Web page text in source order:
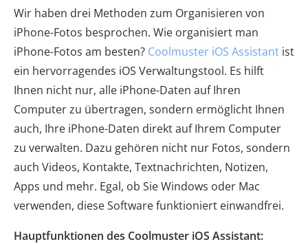
Wir haben drei Methoden zum Organisieren von
iPhone-Fotos besprochen. Wie organisiert man
iPhone-Fotos am besten? Coolmuster iOS Assistant ist
ein hervorragendes iOS Verwaltungstool. Es hilft
Ihnen nicht nur, alle iPhone-Daten auf Ihren
Computer zu übertragen, sondern ermöglicht Ihnen
auch, Ihre iPhone-Daten direkt auf Ihrem Computer
zu verwalten. Dazu gehören nicht nur Fotos, sondern
auch Videos, Kontakte, Textnachrichten, Notizen,
Apps und mehr. Egal, ob Sie Windows oder Mac
verwenden, diese Software funktioniert einwandfrei.
Hauptfunktionen des Coolmuster iOS Assistant: